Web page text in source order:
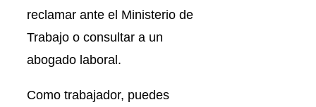
reclamar ante el Ministerio de
Trabajo o consultar a un
abogado laboral.
Como trabajador, puedes